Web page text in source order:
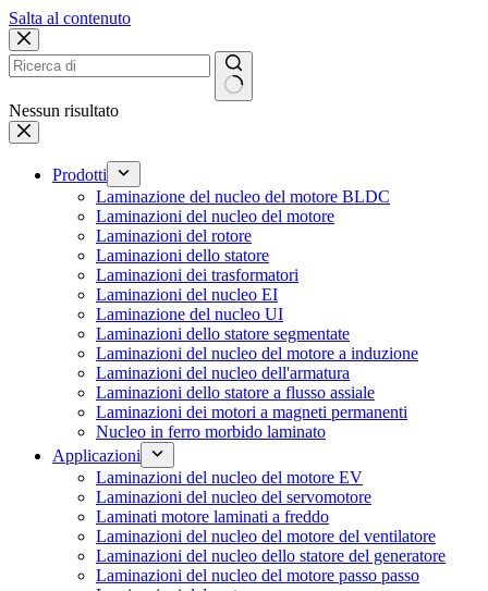
Salta al contenuto
Nessun risultato
Prodotti
Laminazione del nucleo del motore BLDC
Laminazioni del nucleo del motore
Laminazioni del rotore
Laminazioni dello statore
Laminazioni dei trasformatori
Laminazioni del nucleo EI
Laminazione del nucleo UI
Laminazioni dello statore segmentate
Laminazioni del nucleo del motore a induzione
Laminazioni del nucleo dell'armatura
Laminazioni dello statore a flusso assiale
Laminazioni dei motori a magneti permanenti
Nucleo in ferro morbido laminato
Applicazioni
Laminazioni del nucleo del motore EV
Laminazioni del nucleo del servomotore
Laminati motore laminati a freddo
Laminazioni del nucleo del motore del ventilatore
Laminazioni del nucleo dello statore del generatore
Laminazioni del nucleo del motore passo passo